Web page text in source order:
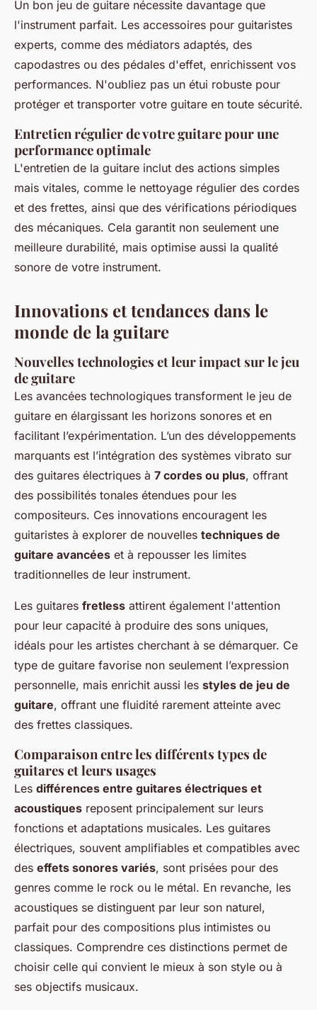
Un bon jeu de guitare nécessite davantage que
l'instrument parfait. Les accessoires pour guitaristes
experts, comme des médiators adaptés, des
capodastres ou des pédales d'effet, enrichissent vos
performances. N'oubliez pas un étui robuste pour
protéger et transporter votre guitare en toute sécurité.
Entretien régulier de votre guitare pour une
performance optimale
L'entretien de la guitare inclut des actions simples
mais vitales, comme le nettoyage régulier des cordes
et des frettes, ainsi que des vérifications périodiques
des mécaniques. Cela garantit non seulement une
meilleure durabilité, mais optimise aussi la qualité
sonore de votre instrument.
Innovations et tendances dans le
monde de la guitare
Nouvelles technologies et leur impact sur le jeu
de guitare
Les avancées technologiques transforment le jeu de
guitare en élargissant les horizons sonores et en
facilitant l’expérimentation. L’un des développements
marquants est l’intégration des systèmes vibrato sur
des guitares électriques à 7 cordes ou plus, offrant
des possibilités tonales étendues pour les
compositeurs. Ces innovations encouragent les
guitaristes à explorer de nouvelles techniques de
guitare avancées et à repousser les limites
traditionnelles de leur instrument.
Les guitares fretless attirent également l'attention
pour leur capacité à produire des sons uniques,
idéals pour les artistes cherchant à se démarquer. Ce
type de guitare favorise non seulement l’expression
personnelle, mais enrichit aussi les styles de jeu de
guitare, offrant une fluidité rarement atteinte avec
des frettes classiques.
Comparaison entre les différents types de
guitares et leurs usages
Les différences entre guitares électriques et
acoustiques reposent principalement sur leurs
fonctions et adaptations musicales. Les guitares
électriques, souvent amplifiables et compatibles avec
des effets sonores variés, sont prisées pour des
genres comme le rock ou le métal. En revanche, les
acoustiques se distinguent par leur son naturel,
parfait pour des compositions plus intimistes ou
classiques. Comprendre ces distinctions permet de
choisir celle qui convient le mieux à son style ou à
ses objectifs musicaux.